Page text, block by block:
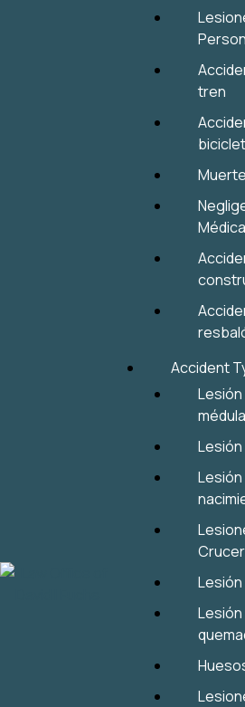
tren
Médica
Accident
Lesión
Lesión
Lesión